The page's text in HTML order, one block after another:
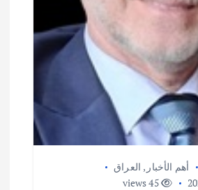
أهم الأخبار , العراق
45 views